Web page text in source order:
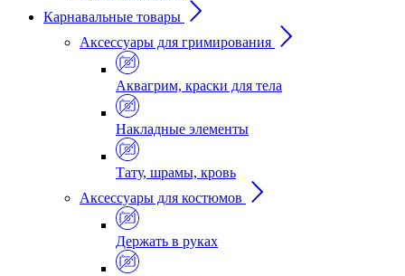
Карнавальные товары
Аксессуары для гримирования
Аквагрим, краски для тела
Накладные элементы
Тату, шрамы, кровь
Аксессуары для костюмов
Держать в руках